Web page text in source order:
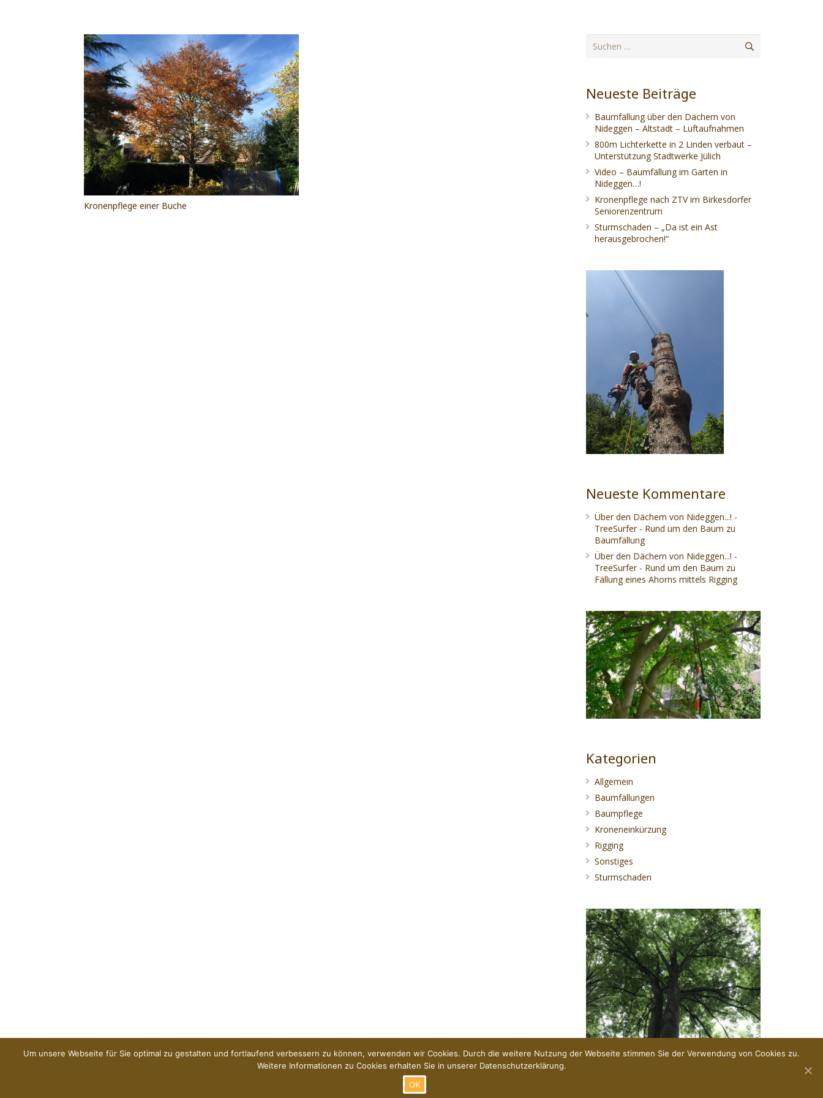
Kronenpflege einer Buche
Suchen
Neueste Beiträge
Baumfällung über den Dächern von
Nideggen – Altstadt – Luftaufnahmen
800m Lichterkette in 2 Linden verbaut –
Unterstützung Stadtwerke Jülich
Video – Baumfällung im Garten in
Nideggen…!
Kronenpflege nach ZTV im Birkesdorfer
Seniorenzentrum
Sturmschaden – „Da ist ein Ast
herausgebrochen!“
Neueste Kommentare
Über den Dächern von Nideggen...! -
TreeSurfer - Rund um den Baum zu
Baumfällung
Über den Dächern von Nideggen...! -
TreeSurfer - Rund um den Baum zu
Fällung eines Ahorns mittels Rigging
Kategorien
Allgemein
Baumfällungen
Baumpflege
Kroneneinkürzung
Rigging
Sonstiges
Sturmschaden
Der Blick von unten.
Um unsere Webseite für Sie optimal zu gestalten und fortlaufend verbessern zu können, verwenden wir Cookies. Durch die weitere Nutzung der Webseite stimmen Sie der Verwendung von Cookies zu.
Weitere Informationen zu Cookies erhalten Sie in unserer Datenschutzerklärung.
OK